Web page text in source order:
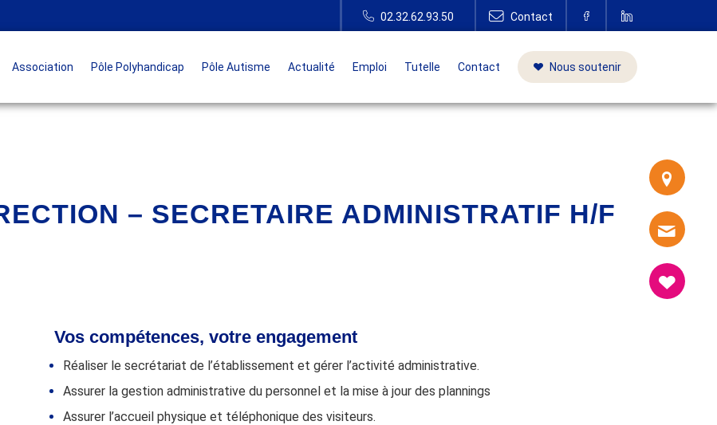
Association Pôle Polyhandicap Pôle Autisme Actualité Emploi Tutelle Contact Nous soutenir
– SECRETAIRE ADMINISTRATIF H/F
Vos compétences, votre engagement
Réaliser le secrétariat de l’établissement et gérer l’activité administrative.
Assurer la gestion administrative du personnel et la mise à jour des plannings
Assurer l’accueil physique et téléphonique des visiteurs.